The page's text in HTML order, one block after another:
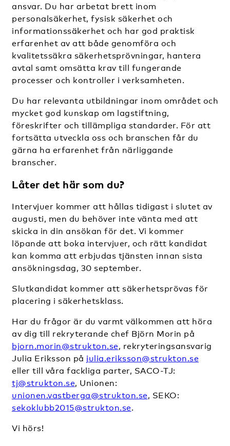
ansvar. Du har arbetat brett inom
personalsäkerhet, fysisk säkerhet och
informationssäkerhet och har god praktisk
erfarenhet av att både genomföra och
kvalitetssäkra säkerhetsprövningar, hantera
avtal samt omsätta krav till fungerande
processer och kontroller i verksamheten.
Du har relevanta utbildningar inom området och
mycket god kunskap om lagstiftning,
föreskrifter och tillämpliga standarder. För att
fortsätta utveckla oss och branschen får du
gärna ha erfarenhet från närliggande
branscher.
Låter det här som du?
Intervjuer kommer att hållas tidigast i slutet av
augusti, men du behöver inte vänta med att
skicka in din ansökan för det. Vi kommer
löpande att boka intervjuer, och rätt kandidat
kan komma att erbjudas tjänsten innan sista
ansökningsdag, 30 september.
Slutkandidat kommer att säkerhetsprövas för
placering i säkerhetsklass.
Har du frågor är du varmt välkommen att höra
av dig till rekryterande chef Björn Morin på
bjorn.morin@strukton.se, rekryteringsansvarig
Julia Eriksson på julia.eriksson@strukton.se
eller till våra fackliga parter, SACO-TJ:
tj@strukton.se, Unionen:
unionen.vastberga@strukton.se, SEKO:
sekoklubb2015@strukton.se.
Vi hörs!